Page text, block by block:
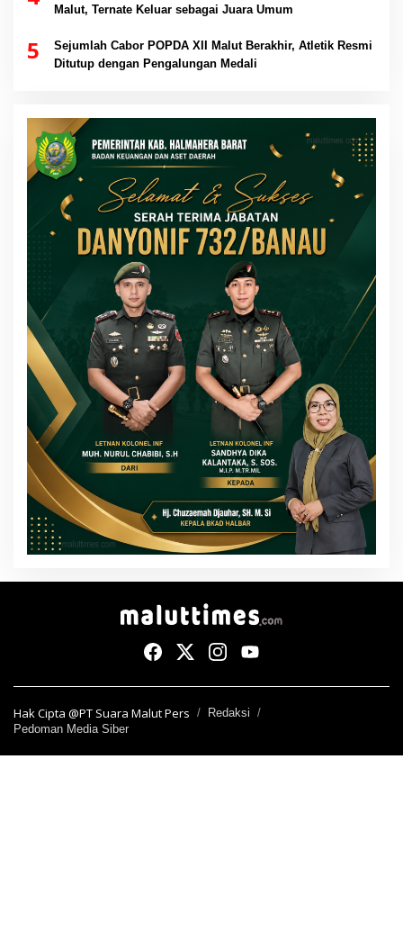
Malut, Ternate Keluar sebagai Juara Umum
5
Sejumlah Cabor POPDA XII Malut Berakhir, Atletik Resmi
Ditutup dengan Pengalungan Medali
Hak Cipta @PT Suara Malut Pers
Redaksi
Pedoman Media Siber